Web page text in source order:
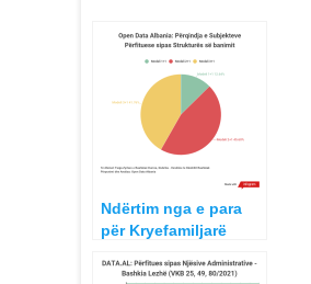
Ndërtim nga e para
për Kryefamiljarë
rindërtimi Bashkia